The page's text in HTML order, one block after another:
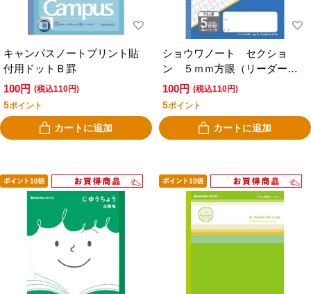
キャンパスノートプリント貼
付用ドットＢ罫
100円 (税込110円)
5ポイント
カートに追加
ショウワノート セクショ
ン ５ｍｍ方眼（リーダー罫
入り）（紺）
100円 (税込110円)
5ポイント
カートに追加